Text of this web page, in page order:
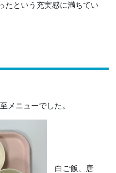
たという充実感に満ちてい
メニューでした。
白ご飯、唐